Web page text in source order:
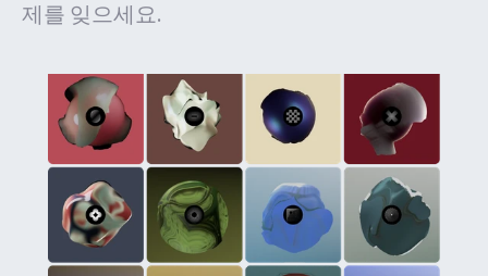
제를 잊으세요.